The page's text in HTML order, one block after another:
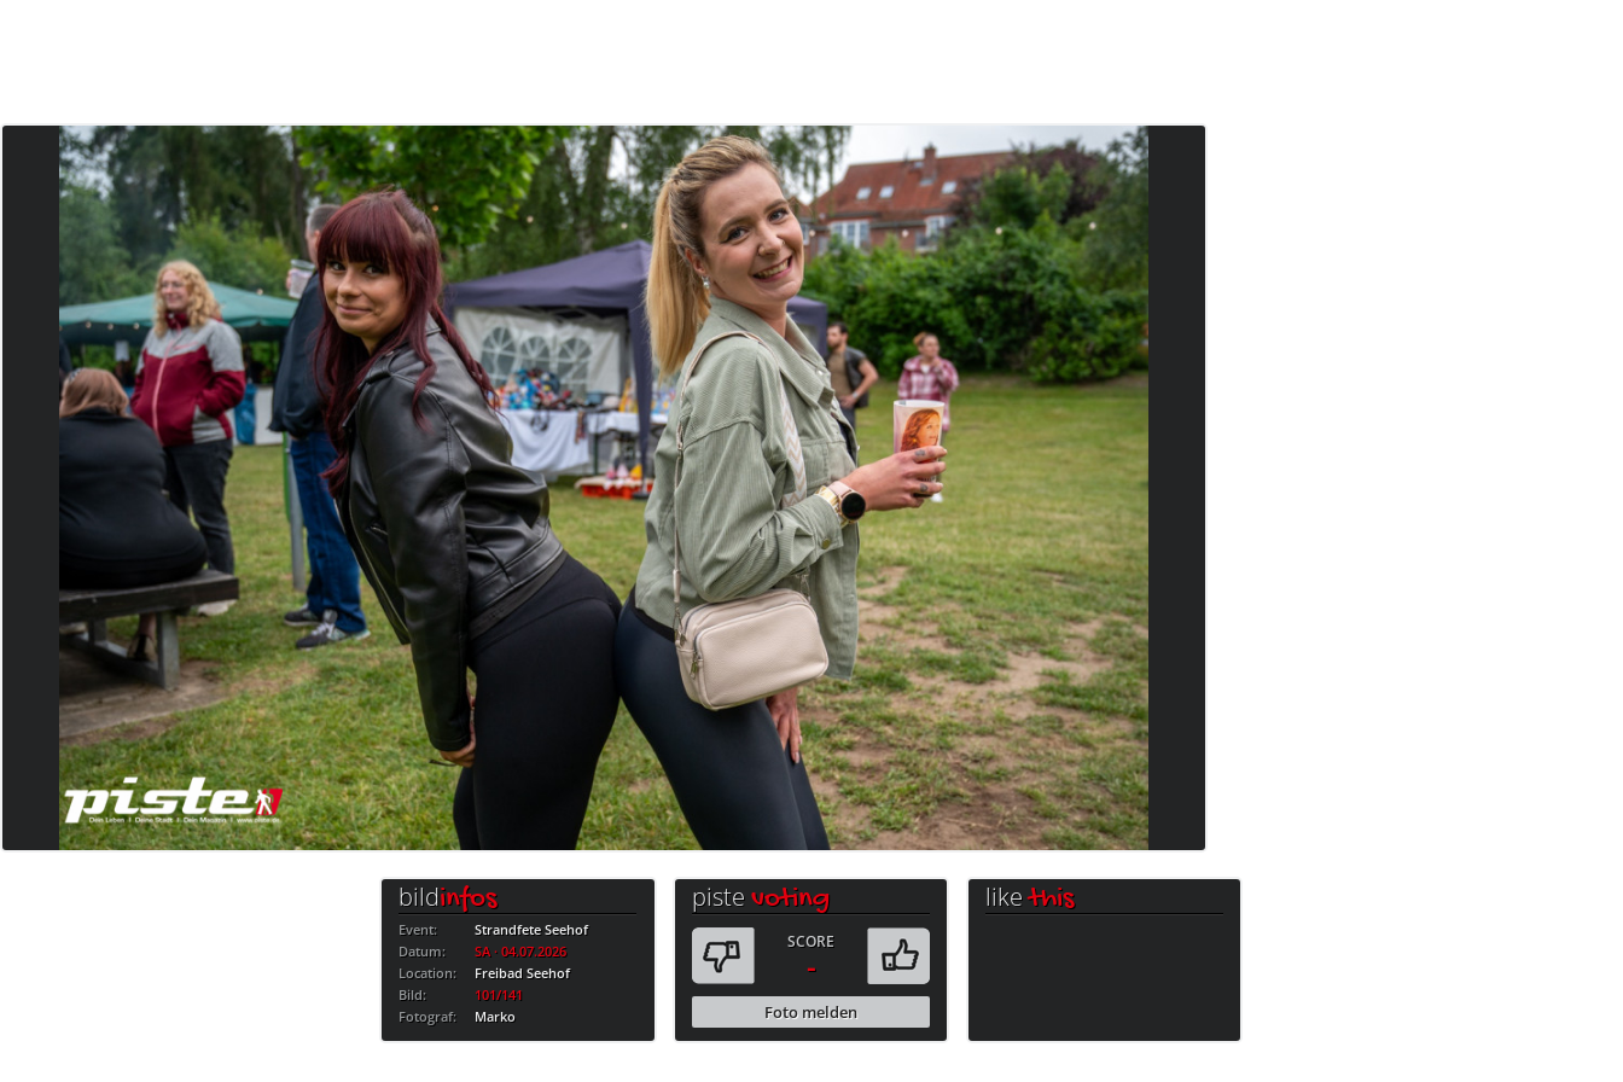
bildinfos
Event:
Strandfete Seehof
Datum:
SA · 04.07.2026
Location:
Freibad Seehof
Bild:
101/141
Fotograf:
Marko
pistevoting
SCORE
-
Foto melden
likethis